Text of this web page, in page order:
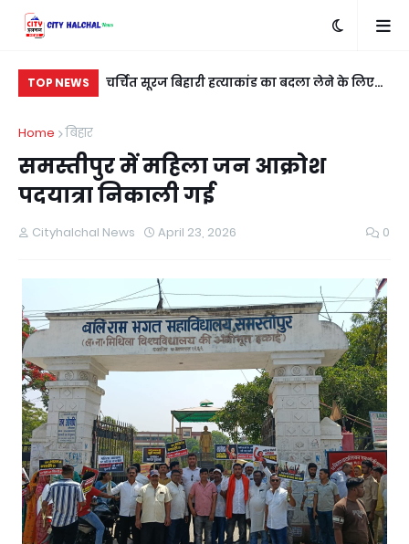
TOP NEWS
के साथ दो
चर्चित सूरज बिहारी हत्याकांड का बदला लेने के लिए
Home
बिहार
समस्तीपुर में महिला जन आक्रोश
पदयात्रा निकाली गई
Cityhalchal News April 23, 2026 0